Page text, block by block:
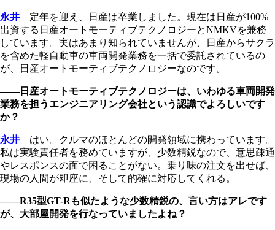
永井 定年を迎え、日産は卒業しました。現在は日産が100%
出資する日産オートモーティブテクノロジーとNMKVを兼務
しています。実はあまり知られていませんが、日産からサクラ
を含めた軽自動車の車両開発業務を一括で委託されているの
が、日産オートモーティブテクノロジーなのです。
――日産オートモーティブテクノロジーは、いわゆる車両開発
業務を担うエンジニアリング会社という認識でよろしいです
か？
永井 はい。クルマのほとんどの開発領域に携わっています。
私は実験責任者を務めていますが、少数精鋭なので、意思疎通
やレスポンスの面で困ることがない。乗り味の注文を出せば、
現場の人間が即座に、そして的確に対応してくれる。
――R35型GT-Rも似たような少数精鋭の、言い方はアレです
が、大部屋開発を行なっていましたよね？